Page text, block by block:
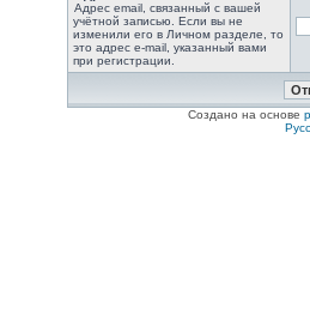
Адрес email, связанный с вашей
учётной записью. Если вы не
изменили его в Личном разделе, то
это адрес e-mail, указанный вами
при регистрации.
Создано на основе